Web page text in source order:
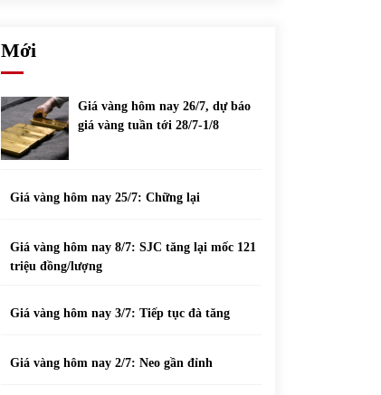
Mới
Giá vàng hôm nay 26/7, dự báo
giá vàng tuần tới 28/7-1/8
Giá vàng hôm nay 25/7: Chững lại
Giá vàng hôm nay 8/7: SJC tăng lại mốc 121
triệu đồng/lượng
Giá vàng hôm nay 3/7: Tiếp tục đà tăng
Giá vàng hôm nay 2/7: Neo gần đỉnh